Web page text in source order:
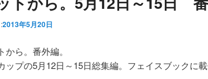
2013年5月20日
から。番外編。
ップの5月12日～15日総集編。フェイスブックに